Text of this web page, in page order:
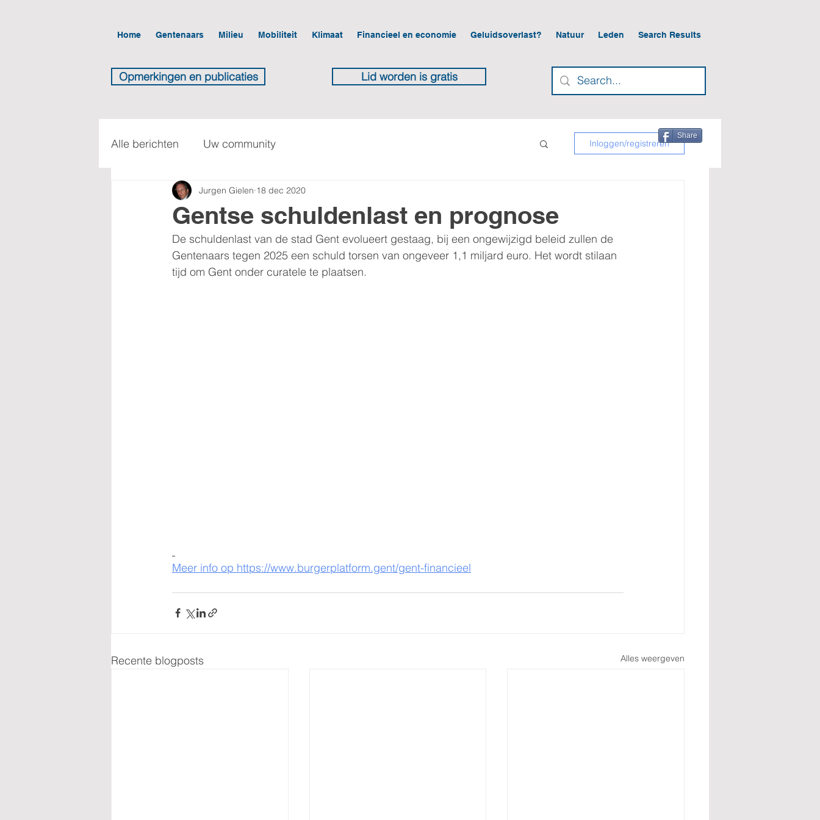
Home Gentenaars Milieu Mobiliteit Klimaat Financieel en economie Geluidsoverlast? Natuur Leden Search Results
Opmerkingen en publicaties Lid worden is gratis
Alle berichten Uw community Inloggen/registreren
Gentse schuldenlast en prognose
Jurgen Gielen 18 dec 2020
De schuldenlast van de stad Gent evolueert gestaag, bij een ongewijzigd beleid zullen de
Gentenaars tegen 2025 een schuld torsen van ongeveer 1,1 miljard euro. Het wordt stilaan
tijd om Gent onder curatele te plaatsen.
Meer info op https://www.burgerplatform.gent/gent-financieel
Recente blogposts Alles weergeven
Share